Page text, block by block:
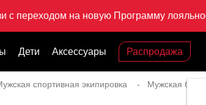
переходом на новую Программу
Дети Аксессуары Распродажа
спортивная экипировка Мужская